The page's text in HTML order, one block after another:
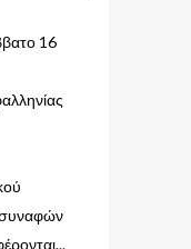
16
συναφών